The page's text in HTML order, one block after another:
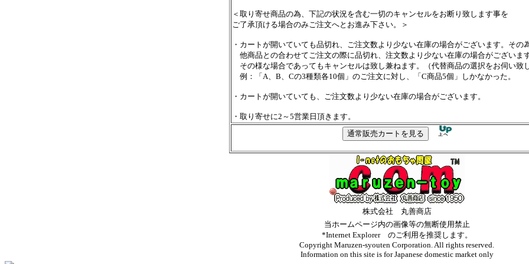
＜取り寄せ商品の為、下記の状況を含む一切のキャンセルをお断り致します事を
ご了承頂ける場合のみご注文へとお進み下さい。＞
・カートが開いていても品切れ、ご注文数より少ない在庫の場合がございます。その
他商品との合わせてご注文の際に品切れ、注文数より少ない在庫の場合がございます
その様な場合であってもキャンセルは致し兼ねます。（代替商品の選択をお伺い致し
例：「A、B、Cの3種類各10個」のご注文に対し、「C商品5個」しかなかった。
・カートが開いていても、ご注文数より少ない在庫の場合がございます。
・取り寄せに2～5営業日頂きます。
株式会社 丸善商店
当ホームページ内の画像等の無断使用禁止
*Internet Explorer のご利用を推奨します。
Copyright Maruzen-syouten Corporation. All rights reserved.
Information on this site is for Japanese domestic market only